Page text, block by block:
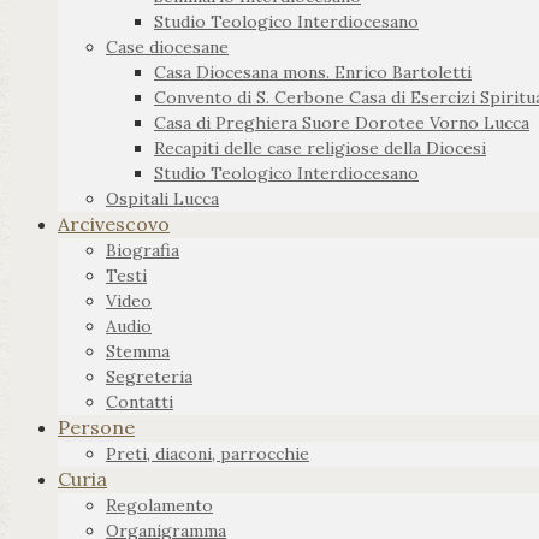
Studio Teologico Interdiocesano
Case diocesane
Casa Diocesana mons. Enrico Bartoletti
Convento di S. Cerbone Casa di Esercizi
Casa di Preghiera Suore Dorotee Vorno Lucca
Recapiti delle case religiose della Diocesi
Studio Teologico Interdiocesano
Ospitali Lucca
Arcivescovo
Biografia
Testi
Video
Audio
Stemma
Segreteria
Contatti
Persone
Preti, diaconi, parrocchie
Curia
Regolamento
Organigramma